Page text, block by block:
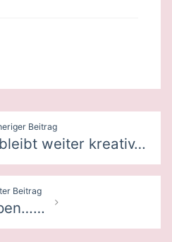
Beitrag
weiter kreativ…
Beitrag